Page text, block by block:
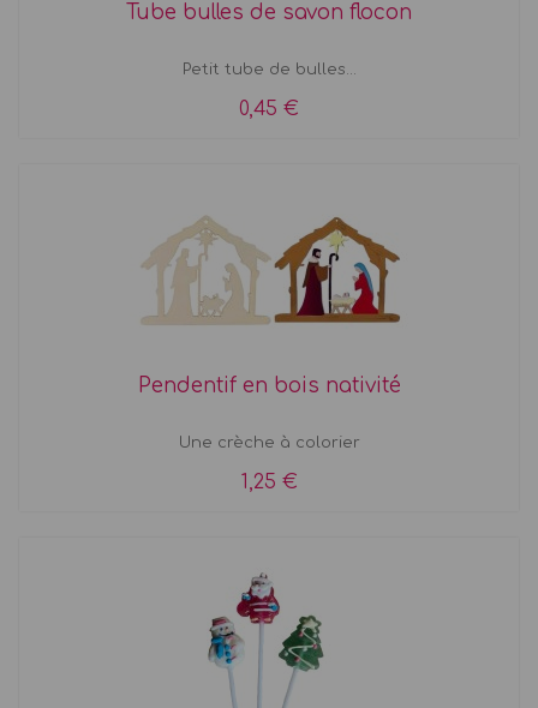
Tube bulles de savon flocon
Petit tube de bulles...
0,45 €
Pendentif en bois nativité
Une crèche à colorier
1,25 €